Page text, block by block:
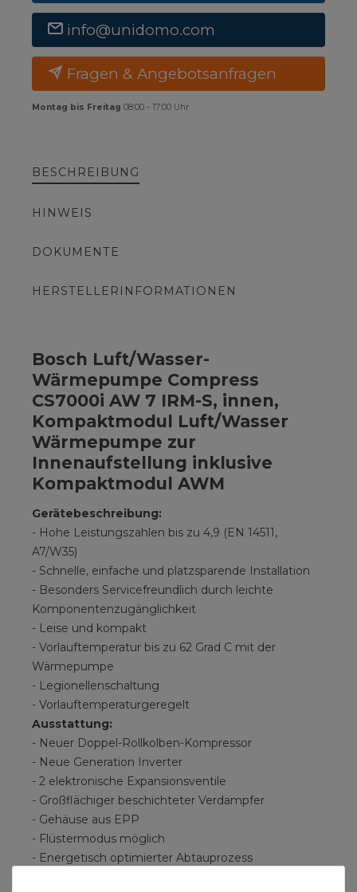
info@unidomo.com
Fragen & Angebotsanfragen
Montag bis Freitag 08:00 - 17:00 Uhr
BESCHREIBUNG
HINWEIS
DOKUMENTE
HERSTELLERINFORMATIONEN
Bosch Luft/Wasser-
Wärmepumpe Compress
CS7000i AW 7 IRM-S, innen,
Kompaktmodul Luft/Wasser
Wärmepumpe zur
Innenaufstellung inklusive
Kompaktmodul AWM
Gerätebeschreibung:
- Hohe Leistungszahlen bis zu 4,9 (EN 14511,
A7/W35)
- Schnelle, einfache und platzsparende Installation
- Besonders Servicefreundlich durch leichte
Komponentenzugänglichkeit
- Leise und kompakt
- Vorlauftemperatur bis zu 62 Grad C mit der
Wärmepumpe
- Legionellenschaltung
- Vorlauftemperaturgeregelt
Ausstattung:
- Neuer Doppel-Rollkolben-Kompressor
- Neue Generation Inverter
- 2 elektronische Expansionsventile
- Großflächiger beschichteter Verdampfer
- Gehäuse aus EPP
- Flüstermodus möglich
- Energetisch optimierter Abtauprozess